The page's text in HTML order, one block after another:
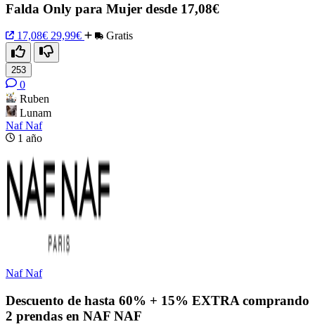
Falda Only para Mujer desde 17,08€
17,08€ 29,99€ Gratis
253
0
Ruben
Lunam
Naf Naf
1 año
Naf Naf
Descuento de hasta 60% + 15% EXTRA comprando
2 prendas en NAF NAF